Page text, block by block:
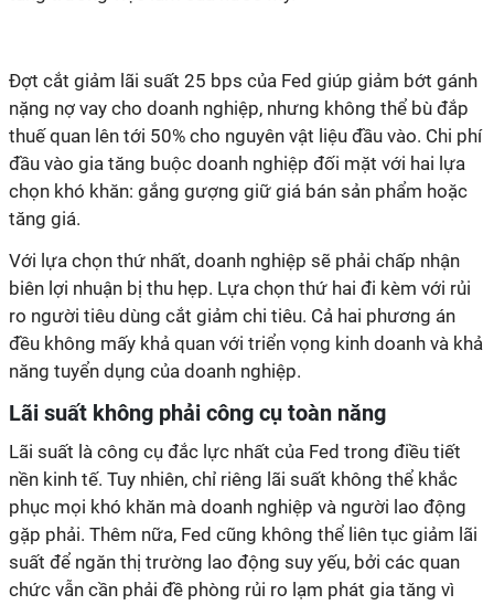
Đợt cắt giảm lãi suất 25 bps của Fed giúp giảm bớt gánh
nặng nợ vay cho doanh nghiệp, nhưng không thể bù đắp
thuế quan lên tới 50% cho nguyên vật liệu đầu vào. Chi phí
đầu vào gia tăng buộc doanh nghiệp đối mặt với hai lựa
chọn khó khăn: gắng gượng giữ giá bán sản phẩm hoặc
tăng giá.
Với lựa chọn thứ nhất, doanh nghiệp sẽ phải chấp nhận
biên lợi nhuận bị thu hẹp. Lựa chọn thứ hai đi kèm với rủi
ro người tiêu dùng cắt giảm chi tiêu. Cả hai phương án
đều không mấy khả quan với triển vọng kinh doanh và khả
năng tuyển dụng của doanh nghiệp.
Lãi suất không phải công cụ toàn năng
Lãi suất là công cụ đắc lực nhất của Fed trong điều tiết
nền kinh tế. Tuy nhiên, chỉ riêng lãi suất không thể khắc
phục mọi khó khăn mà doanh nghiệp và người lao động
gặp phải. Thêm nữa, Fed cũng không thể liên tục giảm lãi
suất để ngăn thị trường lao động suy yếu, bởi các quan
chức vẫn cần phải đề phòng rủi ro lạm phát gia tăng vì